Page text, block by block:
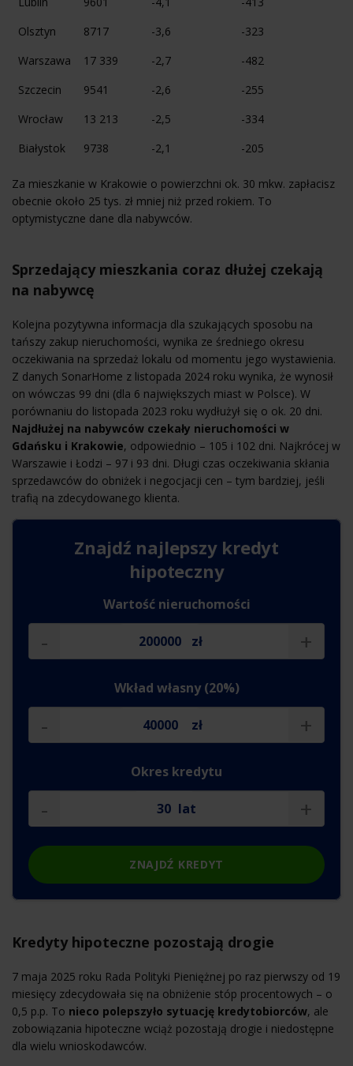
Olsztyn
8717 -3,6
-323
Warszawa
17 339 -2,7
-482
Szczecin
9541 -2,6
-255
Wrocław
13 213 -2,5
-334
Białystok
9738 -2,1 -205
Za mieszkanie w Krakowie o powierzchni ok. 30 mkw. zapłacisz
obecnie około 25 tys. zł mniej niż przed rokiem. To
optymistyczne dane dla nabywców.
Sprzedający mieszkania coraz dłużej czekają
na nabywcę
Kolejna pozytywna informacja dla szukających sposobu na
tańszy zakup nieruchomości, wynika ze średniego okresu
oczekiwania na sprzedaż lokalu od momentu jego wystawienia.
Z danych SonarHome z listopada 2024 roku wynika, że wynosił
on wówczas 99 dni (dla 6 największych miast w Polsce). W
porównaniu do listopada 2023 roku wydłużył się o ok. 20 dni.
Najdłużej na nabywców czekały nieruchomości w
Gdańsku i Krakowie, odpowiednio – 105 i 102 dni. Najkrócej w
Warszawie i Łodzi – 97 i 93 dni. Długi czas oczekiwania skłania
sprzedawców do obniżek i negocjacji cen – tym bardziej, jeśli
trafią na zdecydowanego klienta.
Znajdź najlepszy kredyt
hipoteczny
Wartość nieruchomości
- zł +
Wkład własny (20%)
- zł +
Okres kredytu
- lat +
ZNAJDŹ KREDYT
Kredyty hipoteczne pozostają drogie
7 maja 2025 roku Rada Polityki Pieniężnej po raz pierwszy od 19
miesięcy zdecydowała się na obniżenie stóp procentowych – o
0,5 p.p. To nieco polepszyło sytuację kredytobiorców, ale
zobowiązania hipoteczne wciąż pozostają drogie i niedostępne
dla wielu wnioskodawców.